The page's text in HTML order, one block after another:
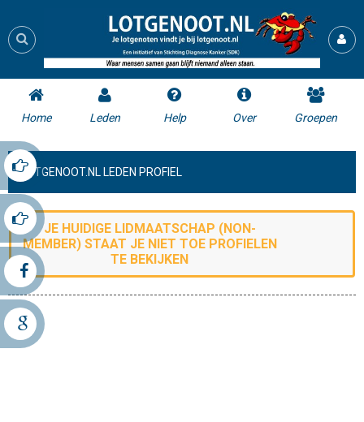
Home Leden Help Over Groepen
LOTGENOOT.NL LEDEN PROFIEL
JE HUIDIGE LIDMAATSCHAP (NON-
MEMBER) STAAT JE NIET TOE PROFIELEN
TE BEKIJKEN